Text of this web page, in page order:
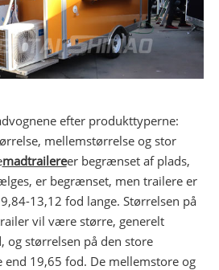
efter produkttyperne:
mellemstørrelse og stor
madtrailereer begrænset af plads,
er begrænset, men trailere er
13,12 fod lange. Størrelsen på
vil være større, generelt
og størrelsen på den store
19,65 fod. De mellemstore og